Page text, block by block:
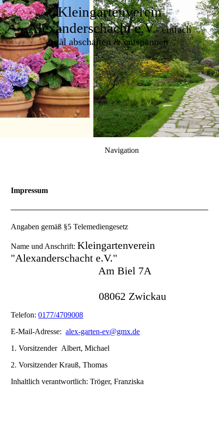
Kleingartenverein
Alexanderschacht e.V.-einfach
mal abschalten & entspannen
Navigation
Impressum
Angaben gemäß §5 Telemediengesetz
Name und Anschrift: Kleingartenverein
"Alexanderschacht e.V."
Am Biel 7A
08062 Zwickau
Telefon:0177/4709008
E-Mail-Adresse:alex-garten-ev@gmx.de
1. Vorsitzender Albert, Michael
2. Vorsitzender Krauß, Thomas
Inhaltlich verantwortlich: Tröger, Franziska